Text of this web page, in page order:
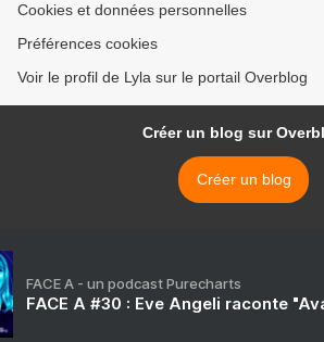
Cookies et données personnelles
Préférences cookies
Voir le profil de Lyla sur le portail Overblog
Créer un blog sur
Créer un blog
FACE A - un podcast Purecharts
FACE A #30 : Eve Angeli raconte